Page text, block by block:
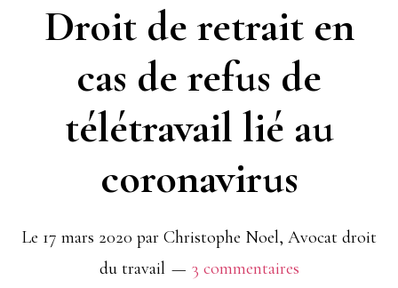
Droit de retrait en
cas de refus de
télétravail lié au
coronavirus
Le 17 mars 2020 par Christophe Noel, Avocat droit
du travail
3 commentaires